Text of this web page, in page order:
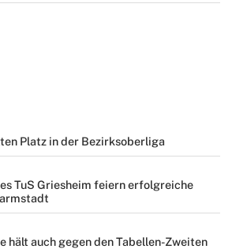
Platz in der Bezirksoberliga
TuS Griesheim feiern erfolgreiche
hält auch gegen den Tabellen-Zweiten